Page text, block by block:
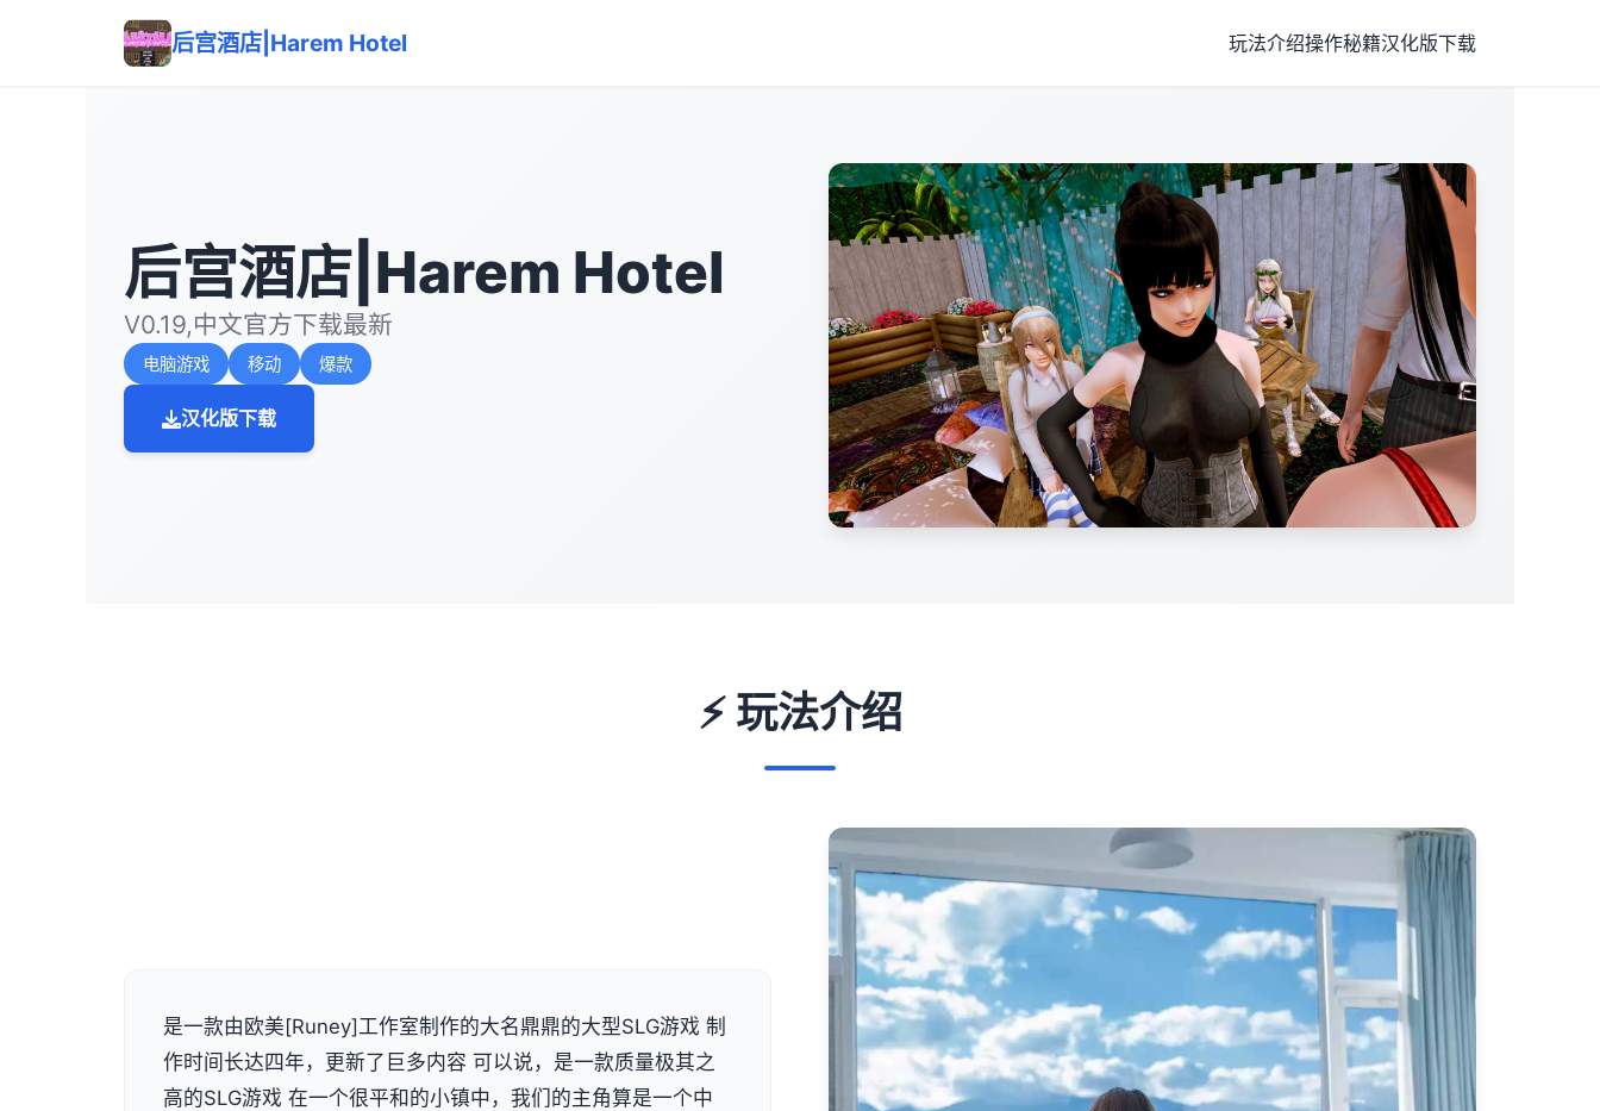
后宫酒店|Harem Hotel 玩法介绍操作秘籍汉化版下载
后宫酒店|Harem Hotel
V0.19,中文官方下载最新
电脑游戏 移动 爆款
汉化版下载
⚡ 玩法介绍
是一款由欧美[Runey]工作室制作的大名鼎鼎的大型SLG游戏 制
作时间长达四年，更新了巨多内容 可以说，是一款质量极其之
高的SLG游戏 在一个很平和的小镇中，我们的主角算是一个中